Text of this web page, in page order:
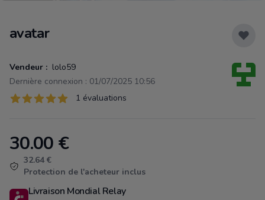
avatar
Vendeur : lolo59
Dernière connexion : 01/07/2025 10:56
Évaluations
1 sur 5 étoiles 1 évaluations
Product information
30.00 €
32.64 €
Protection de l'acheteur inclus
Livraison Mondial Relay